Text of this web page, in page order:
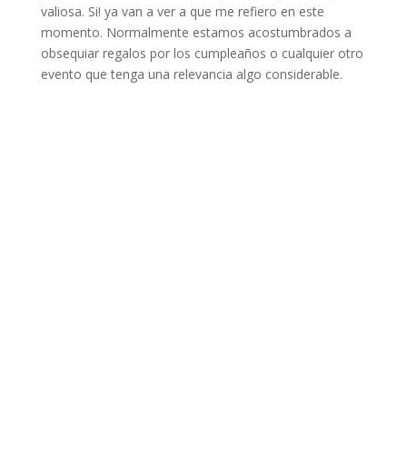
valiosa. Si! ya van a ver a que me refiero en este
momento. Normalmente estamos acostumbrados a
obsequiar regalos por los cumpleaños o cualquier otro
evento que tenga una relevancia algo considerable.